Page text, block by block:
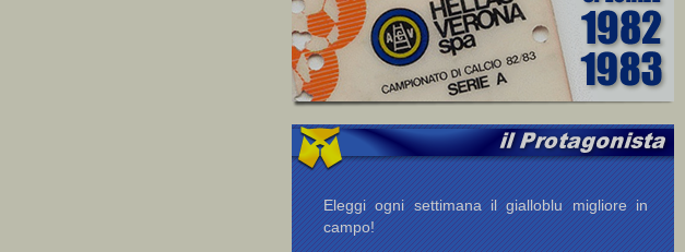
Eleggi ogni settimana il gialloblu migliore in
campo!